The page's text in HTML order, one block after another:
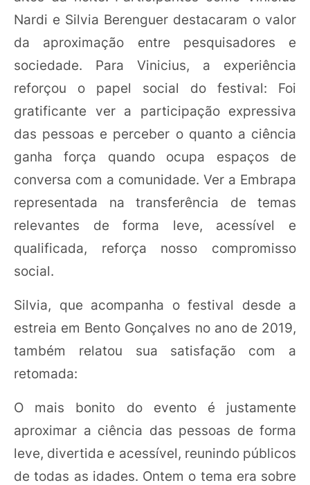
Nardi e Silvia Berenguer destacaram o valor
da aproximação entre pesquisadores e
sociedade. Para Vinicius, a experiência
reforçou o papel social do festival: Foi
gratificante ver a participação expressiva
das pessoas e perceber o quanto a ciência
ganha força quando ocupa espaços de
conversa com a comunidade. Ver a Embrapa
representada na transferência de temas
relevantes de forma leve, acessível e
qualificada, reforça nosso compromisso
social.
Silvia, que acompanha o festival desde a
estreia em Bento Gonçalves no ano de 2019,
também relatou sua satisfação com a
retomada:
O mais bonito do evento é justamente
aproximar a ciência das pessoas de forma
leve, divertida e acessível, reunindo públicos
de todas as idades. Ontem o tema era sobre